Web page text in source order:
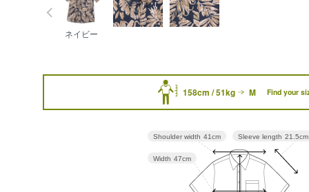
ネイビー
158cm / 51kg M Find your
Sleeve length 21.5cm
Width 47cm
Shoulder width 41cm